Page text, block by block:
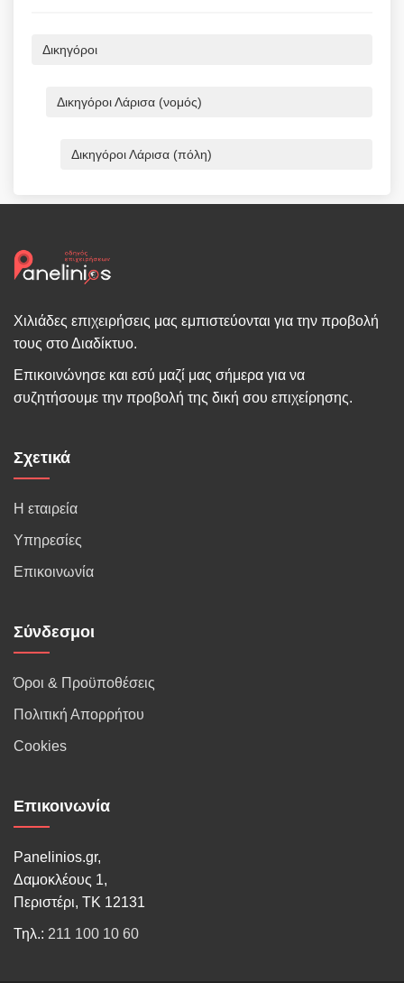
Δικηγόροι
Δικηγόροι Λάρισα (νομός)
Δικηγόροι Λάρισα (πόλη)
Χιλιάδες επιχειρήσεις μας εμπιστεύονται για την προβολή
τους στο Διαδίκτυο.
Επικοινώνησε και εσύ μαζί μας σήμερα για να
συζητήσουμε την προβολή της δική σου επιχείρησης.
Σχετικά
Η εταιρεία
Υπηρεσίες
Επικοινωνία
Σύνδεσμοι
Όροι & Προϋποθέσεις
Πολιτική Απορρήτου
Cookies
Επικοινωνία
Panelinios.gr,
Δαμοκλέους 1,
Περιστέρι, ΤΚ 12131
Τηλ.: 211 100 10 60